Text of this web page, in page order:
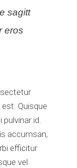
sagitt
eros
Quisque
id.
accumsan,
efficitur
vel